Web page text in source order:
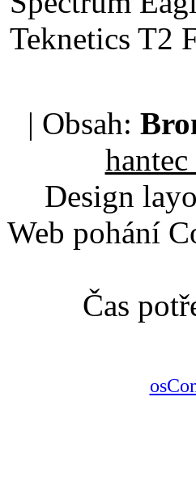
Teknetics T2
| Obsah:
Design
Web pohání
Čas